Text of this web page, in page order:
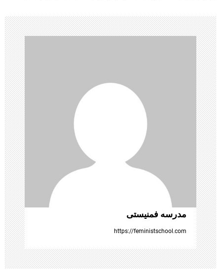
ر
ی
ن
و
ش
ت
ه‌
ه
ا
مدرسه فمنیستی
https://feministschool.com